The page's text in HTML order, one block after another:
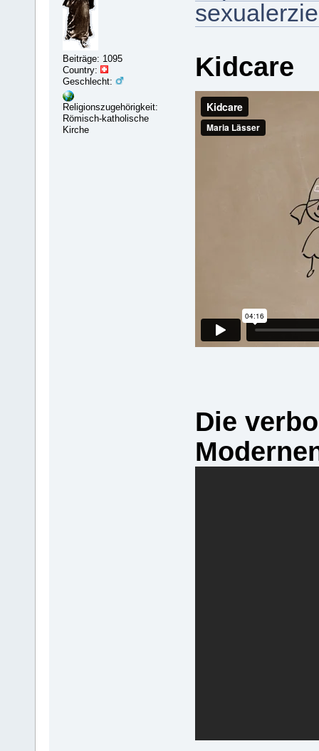
Beiträge: 1095
Country:
Geschlecht:
Religionszugehörigkeit:
Römisch-katholische
Kirche
Kidcare
Die